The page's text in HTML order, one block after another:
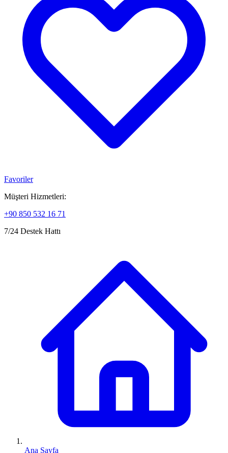
Favoriler
Müşteri Hizmetleri:
+90 850 532 16 71
7/24 Destek Hattı
Ana Sayfa